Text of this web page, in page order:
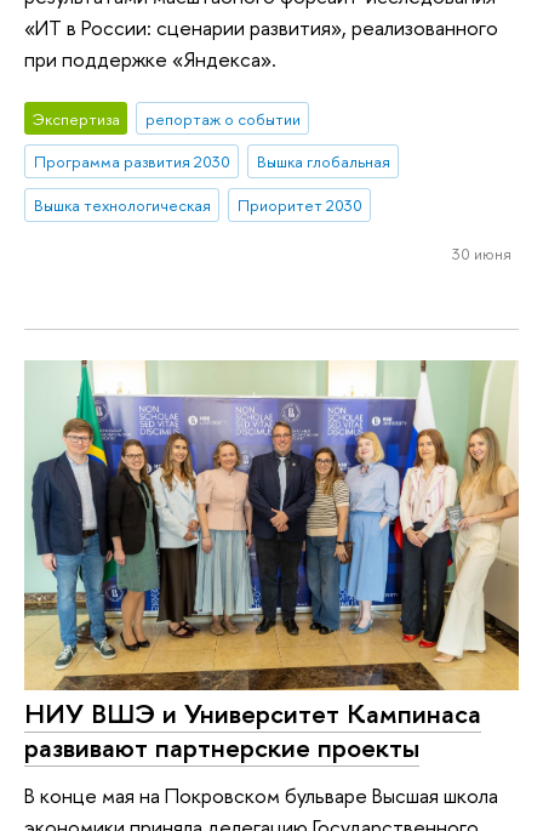
«ИТ в России: сценарии развития», реализованного
при поддержке «Яндекса».
Экспертиза
репортаж о событии
Программа развития 2030
Вышка глобальная
Вышка технологическая
Приоритет 2030
30 июня
НИУ ВШЭ и Университет Кампинаса
развивают партнерские проекты
В конце мая на Покровском бульваре Высшая школа